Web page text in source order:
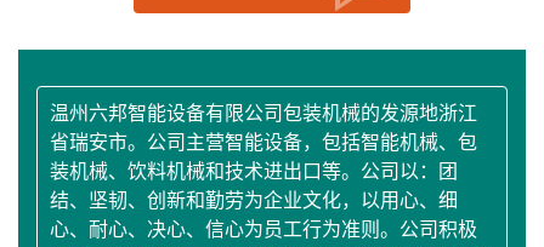
温州六邦智能设备有限公司包装机械的发源地浙江
省瑞安市。公司主营智能设备，包括智能机械、包
装机械、饮料机械和技术进出口等。公司以：团
结、坚韧、创新和勤劳为企业文化，以用心、细
心、耐心、决心、信心为员工行为准则。公司积极